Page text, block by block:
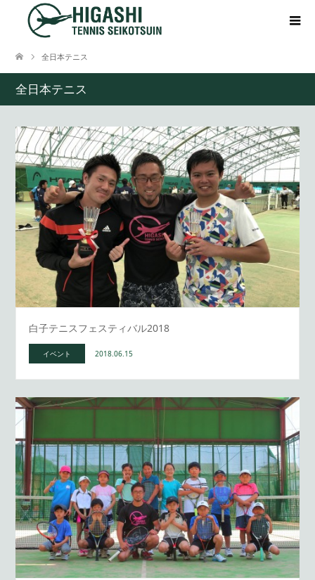
全日本テニス
全日本テニス
白子テニスフェスティバル2018
イベント 2018.06.15